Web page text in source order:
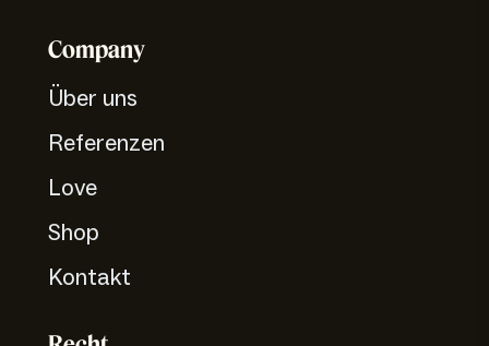
Company
Über uns
Referenzen
Love
Shop
Kontakt